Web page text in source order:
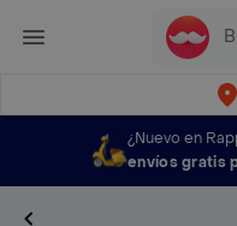
¿Nuevo en
envíos gratis